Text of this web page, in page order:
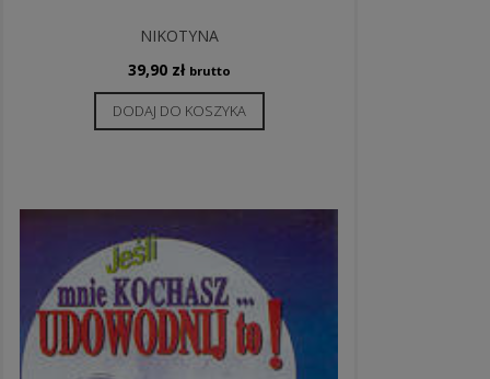
NIKOTYNA
39,90 zł brutto
DODAJ DO KOSZYKA